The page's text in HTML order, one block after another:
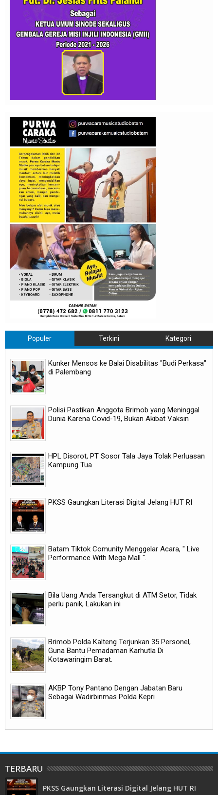
Populer Terkini Kategori
Kunker Mensos ke Balai Disabilitas "Budi Perkasa"
di Palembang
Polisi Pastikan Anggota Brimob yang Meninggal
Dunia Karena Covid-19, Bukan Akibat Vaksin
HPL Disorot, PT Sosor Tala Jaya Tolak Perluasan
Kampung Tua
PKSS Gaungkan Literasi Digital Jelang HUT RI
Batam Tiktok Comunity Menggelar Acara, " Live
Performance With Mega Mall ".
Bila Uang Anda Tersangkut di ATM Setor, Tidak
perlu panik, Lakukan ini
Brimob Polda Kalteng Terjunkan 35 Personel,
Guna Bantu Pemadaman Karhutla Di
Kotawaringim Barat.
AKBP Tony Pantano Dengan Jabatan Baru
Sebagai Wadirbinmas Polda Kepri
TERBARU
PKSS Gaungkan Literasi Digital Jelang HUT RI